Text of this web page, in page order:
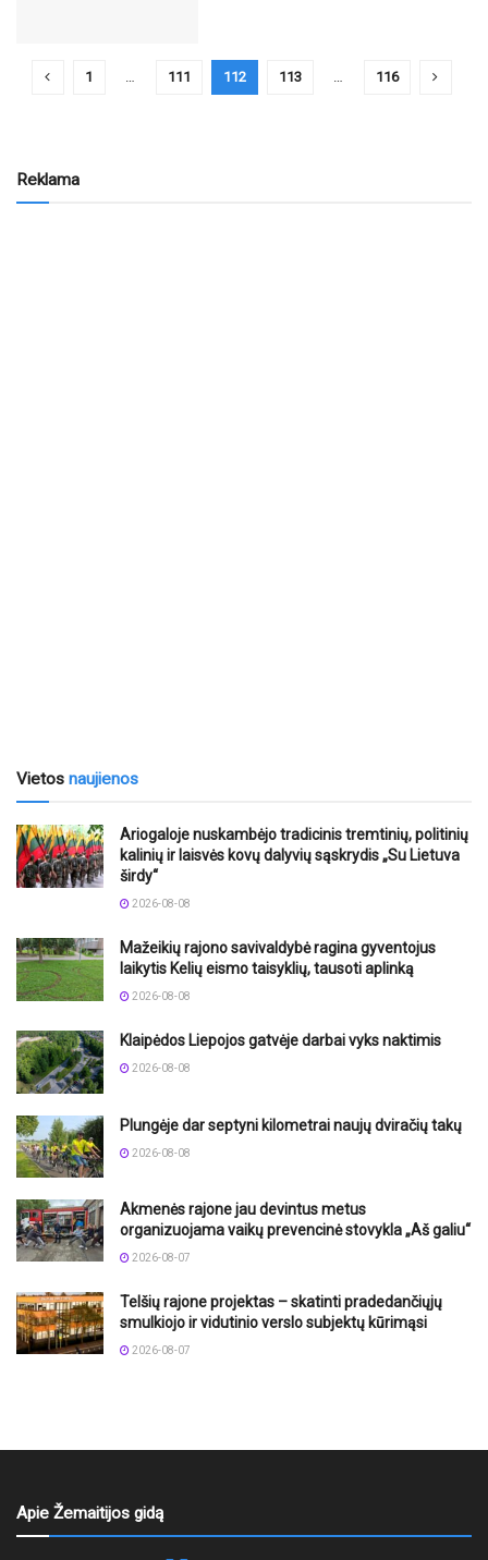
1 … 111 112 113 … 116
Reklama
Vietos naujienos
Ariogaloje nuskambėjo tradicinis tremtinių, politinių
kalinių ir laisvės kovų dalyvių sąskrydis „Su Lietuva
širdy“
2026-08-08
Mažeikių rajono savivaldybė ragina gyventojus
laikytis Kelių eismo taisyklių, tausoti aplinką
2026-08-08
Klaipėdos Liepojos gatvėje darbai vyks naktimis
2026-08-08
Plungėje dar septyni kilometrai naujų dviračių takų
2026-08-08
Akmenės rajone jau devintus metus
organizuojama vaikų prevencinė stovykla „Aš galiu“
2026-08-07
Telšių rajone projektas – skatinti pradedančiųjų
smulkiojo ir vidutinio verslo subjektų kūrimąsi
2026-08-07
Apie Žemaitijos gidą